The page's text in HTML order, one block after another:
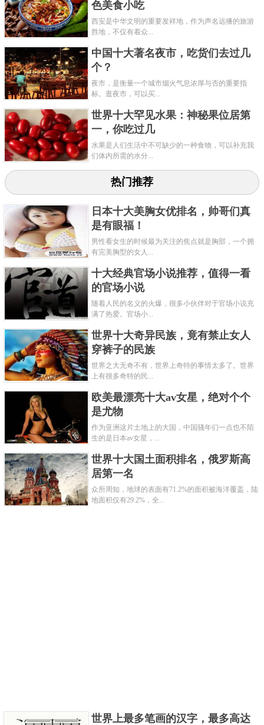
色美食小吃
西安是中华文明的重要发祥地，作为声名远播的旅游
胜地，不仅有着众...
中国十大著名夜市，吃货们去过几
个？
夜市，是衡量一个城市烟火气息浓厚与否的重要指
标。逛夜市，可以买...
世界十大罕见水果：神秘果位居第
一，你吃过几
水果是人们生活中不可缺少的一种食物，可以补充我
们体内所需的水分...
热门推荐
日本十大美胸女优排名，帅哥们真
是有眼福！
男性看女生的时候最为关注的焦点就是胸部，一个拥
有完美胸型的女人...
十大经典官场小说推荐，值得一看
的官场小说
随着人民的名义的火爆，很多小伙伴对于官场小说充
满了热爱。官场小...
世界十大奇异民族，竟有禁止女人
穿裤子的民族
世界之大无奇不有，世界上奇特的事情太多了。世界
上有很多奇特的民...
欧美最漂亮十大av女星，绝对个个
是尤物
作为亚洲这片土地上的大国，中国骚年们一点也不陌
生的是日本av女星，...
世界十大国土面积排名，俄罗斯高
居第一名
众所周知，地球的表面有71.2%的面积被海洋覆盖，陆
地面积仅有29.2%，全...
世界上最多笔画的汉字，最多高达